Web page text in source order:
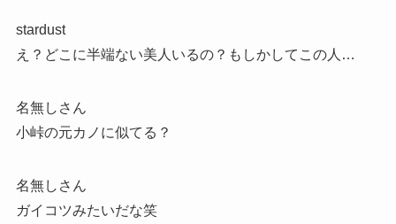
stardust
え？どこに半端ない美人いるの？もしかしてこの人…
名無しさん
小峠の元カノに似てる？
名無しさん
ガイコツみたいだな笑